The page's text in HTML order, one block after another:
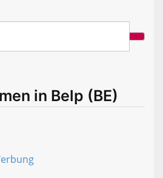
in Belp (BE)